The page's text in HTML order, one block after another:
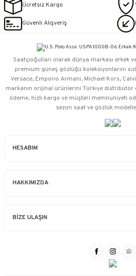
Ücretsiz Kargo
Güvenli Alışveriş
HESABIM
HAKKIMIZDA
BİZE ULAŞIN
Saatçioğulları⁠ olarak dünya markası erkek
premium güneş gözlüğü koleksiyonlarını
Versace, Emporio Armani, Michael Kors,
markanın orijinal ürünlerini Türkiye distribütör
ödeme, hızlı kargo ve müşteri memnuniyeti
sezon saat ve gözlük